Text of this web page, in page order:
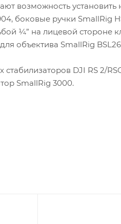
возможность установить
боковые ручки SmallRig
¼” на лицевой стороне
объектива SmallRig
DJI RS 2/
SmallRig 3000.